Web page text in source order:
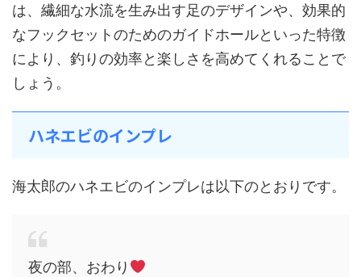
は、繊細な水流を生み出す足のデザインや、効果的
なフックセットのためのガイドホールといった特徴
により、釣りの効率と楽しさを高めてくれることで
しょう。
ハネエビのインプレ
海太郎のハネエビのインプレは以下のとおりです。
夜の部、おわり